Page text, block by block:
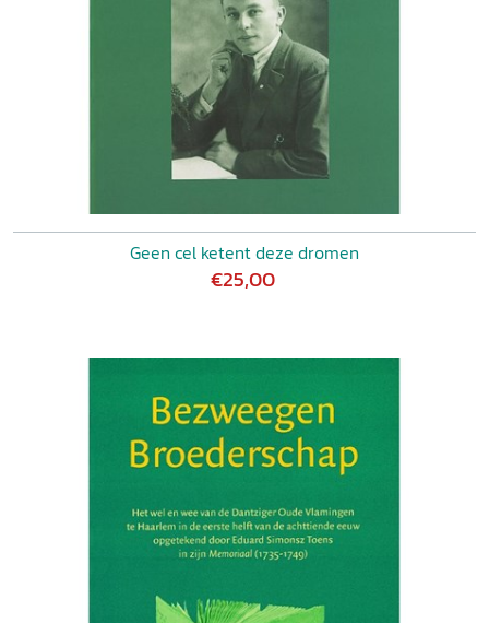
Geen cel ketent deze dromen
€25,00